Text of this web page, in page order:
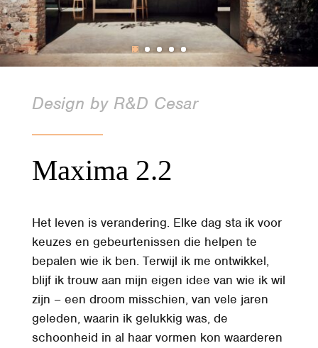
Design by R&D Cesar
Maxima 2.2
Het leven is verandering. Elke dag sta ik voor
keuzes en gebeurtenissen die helpen te
bepalen wie ik ben. Terwijl ik me ontwikkel,
blijf ik trouw aan mijn eigen idee van wie ik wil
zijn – een droom misschien, van vele jaren
geleden, waarin ik gelukkig was, de
schoonheid in al haar vormen kon waarderen